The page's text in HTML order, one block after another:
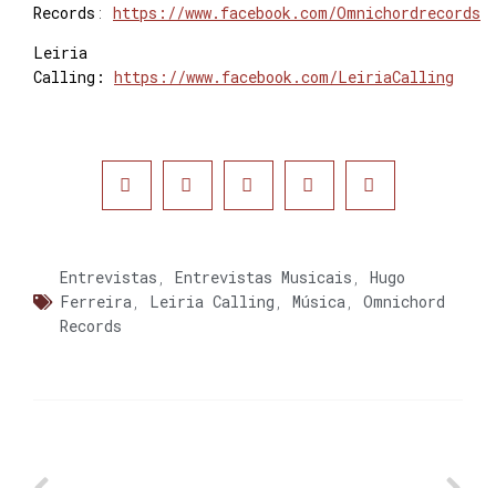
Records : https://www.facebook.com/Omnichordrecords
Leiria
Calling: https://www.facebook.com/LeiriaCalling
Entrevistas , Entrevistas Musicais , Hugo
Ferreira, Leiria Calling , Música, Omnichord
Records